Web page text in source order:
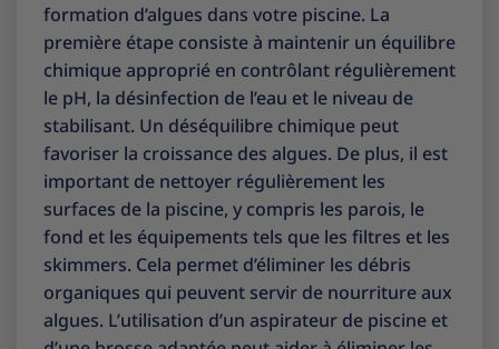
formation d’algues dans votre piscine. La
première étape consiste à maintenir un équilibre
chimique approprié en contrôlant régulièrement
le pH, la désinfection de l’eau et le niveau de
stabilisant. Un déséquilibre chimique peut
favoriser la croissance des algues. De plus, il est
important de nettoyer régulièrement les
surfaces de la piscine, y compris les parois, le
fond et les équipements tels que les filtres et les
skimmers. Cela permet d’éliminer les débris
organiques qui peuvent servir de nourriture aux
algues. L’utilisation d’un aspirateur de piscine et